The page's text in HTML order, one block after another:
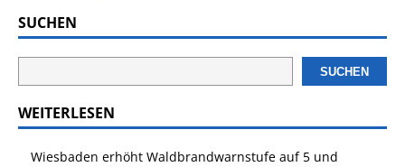
SUCHEN
SUCHEN
WEITERLESEN
Wiesbaden erhöht Waldbrandwarnstufe auf 5 und